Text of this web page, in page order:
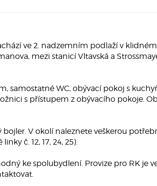
ve 2. nadzemním podlaží v
mezi stanicí Vltavská a
samostatné WC, obývací pokoj s
s přístupem z obývacího pokoje.
V okolí naleznete veškerou
č. 12, 17, 24, 25).
ke spolubydlení. Provize pro RK je